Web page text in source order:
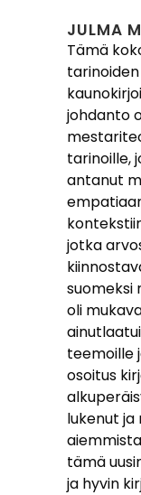
JULMA
Tämä
johdanto
tarinoille,
antanut
jotka
suomeksi
oli
teemoille
osoitus
lukenut ja
tämä
ja hyvin